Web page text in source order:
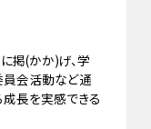
掲(かか)げ、学
員会活動など通
成長を実感できる